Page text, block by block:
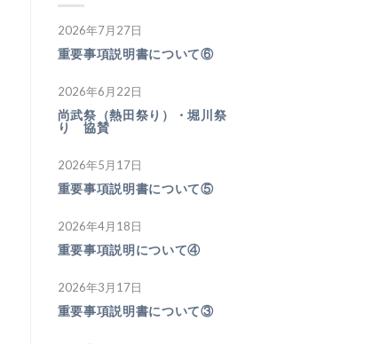
2026年7月27日
重要事項説明書について⑥
2026年6月22日
尚武祭（熱田祭り）・堀川祭
り 協賛
2026年5月17日
重要事項説明書について⑤
2026年4月18日
重要事項説明について④
2026年3月17日
重要事項説明書について③